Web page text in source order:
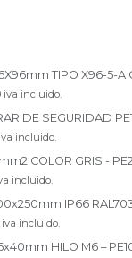
TIPO X96-5-A
iva incluido.
DE SEGURIDAD
iva incluido.
COLOR GRIS -
incluido.
IP66
iva incluido.
HILO M6 –